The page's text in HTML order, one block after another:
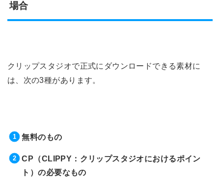
場合
クリップスタジオで正式にダウンロードできる素材に
は、次の3種があります。
無料のもの
CP（CLIPPY：クリップスタジオにおけるポイン
ト）の必要なもの